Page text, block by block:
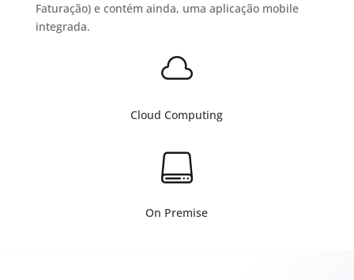
Faturação) e contém ainda, uma aplicação mobile
integrada.

Cloud Computing

On Premise